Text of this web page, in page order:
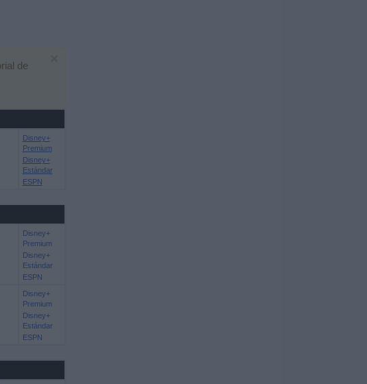
de
Disney+
Premium
Disney+
Estándar
ESPN
Disney+
Premium
Disney+
Estándar
ESPN
Disney+
Premium
Disney+
Estándar
ESPN